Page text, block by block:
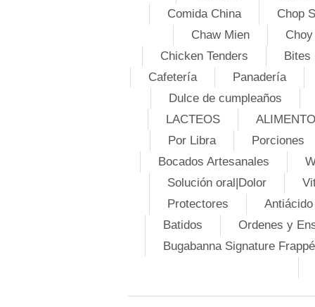
Comida China
Chop
Chaw Mien
Chicken Tenders
Bites
Cafetería
Panadería
Dulce de cumpleaños
LACTEOS
Por Libra
Porciones
Bocados Artesanales
Solución oral|Dolor
Protectores
Antiácido
Batidos
Ordenes y
Bugabanna Signature Frappé